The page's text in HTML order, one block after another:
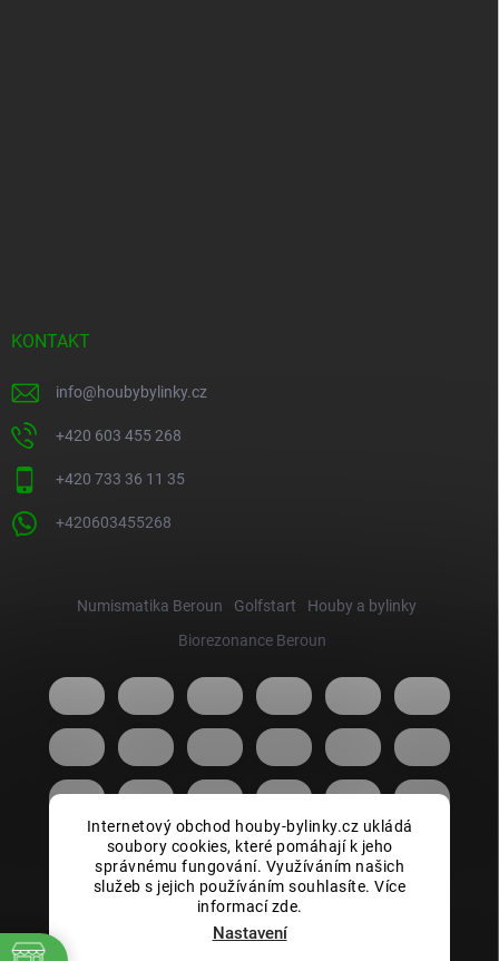
Internetový obchod houby-bylinky.cz ukládá
soubory cookies, které pomáhají k jeho
správnému fungování. Využíváním našich
služeb s jejich používáním souhlasíte. Více
informací zde.
Nastavení
KONTAKT
info@houbybylinky.cz
+420 603 455 268
+420 733 36 11 35
+420603455268
Numismatika Beroun Golfstart
Houby a bylinky
Biorezonance Beroun